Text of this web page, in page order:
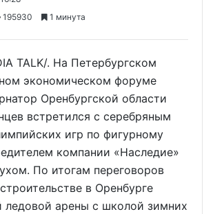
195930
1 минута
TALK/. На Петербургском
экономическом форуме
Оренбургской области
встретился с серебряным
игр по фигурному
компании «Наследие»
По итогам переговоров
в Оренбурге
ледовой арены с школой зимних